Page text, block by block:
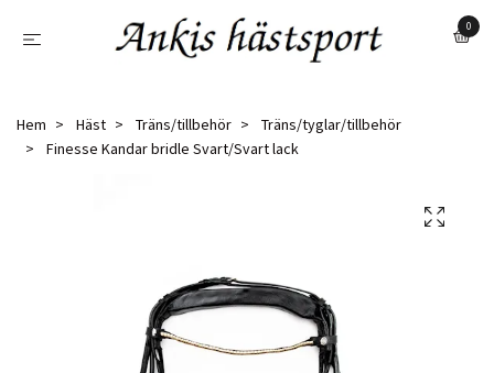
0
Hem Häst Träns/tillbehör
Träns/tyglar/tillbehör
Finesse Kandar bridle Svart/Svart lack